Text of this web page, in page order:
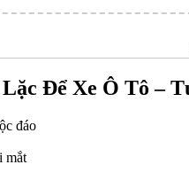
Để Xe Ô Tô –
đáo
mắt